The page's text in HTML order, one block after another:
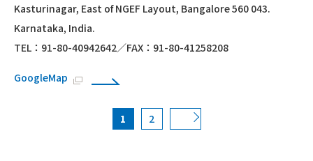
Kasturinagar, East of NGEF Layout, Bangalore 560 043.
Karnataka, India.
TEL：91-80-40942642／FAX：91-80-41258208
GoogleMap
1 2